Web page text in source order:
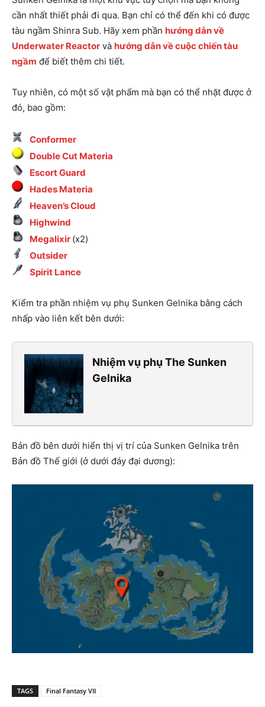
cần nhất thiết phải đi qua. Bạn chỉ có thể đến khi có được
tàu ngầm Shinra Sub. Hãy xem phần hướng dẫn về
Underwater Reactor và hướng dẫn về cuộc chiến tàu
ngầm để biết thêm chi tiết.
Tuy nhiên, có một số vật phẩm mà bạn có thể nhặt được ở
đó, bao gồm:
Conformer
Double Cut Materia
Escort Guard
Hades Materia
Heaven’s Cloud
Highwind
Megalixir (x2)
Outsider
Spirit Lance
Kiểm tra phần nhiệm vụ phụ Sunken Gelnika bằng cách
nhấp vào liên kết bên dưới:
Nhiệm vụ phụ The Sunken
Gelnika
Bản đồ bên dưới hiển thị vị trí của Sunken Gelnika trên
Bản đồ Thế giới (ở dưới đáy đại dương):
TAGS Final Fantasy VII